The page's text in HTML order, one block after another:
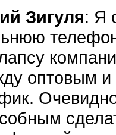
Зигуля: Я
оптовым